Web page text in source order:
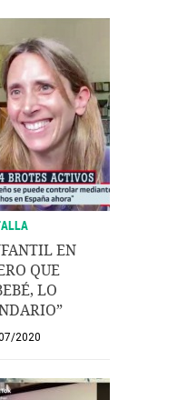
EN
QUE
LO
2020